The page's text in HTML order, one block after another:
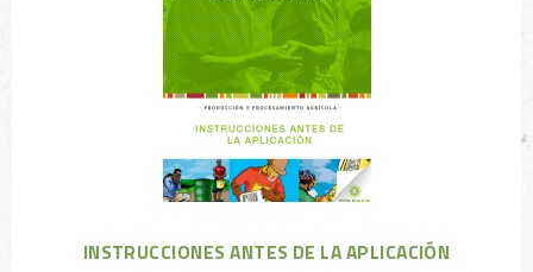
INSTRUCCIONES ANTES DE LA APLICACIÓN